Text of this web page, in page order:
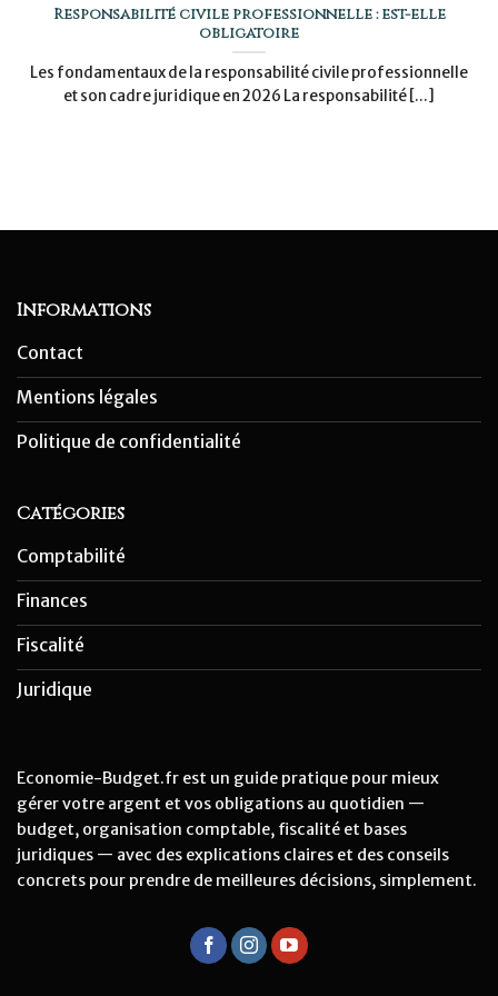
Responsabilité civile professionnelle : est-elle
obligatoire
Les fondamentaux de la responsabilité civile professionnelle
et son cadre juridique en 2026 La responsabilité [...]
Informations
Contact
Mentions légales
Politique de confidentialité
Catégories
Comptabilité
Finances
Fiscalité
Juridique
Economie-Budget.fr est un guide pratique pour mieux
gérer votre argent et vos obligations au quotidien —
budget, organisation comptable, fiscalité et bases
juridiques — avec des explications claires et des conseils
concrets pour prendre de meilleures décisions, simplement.